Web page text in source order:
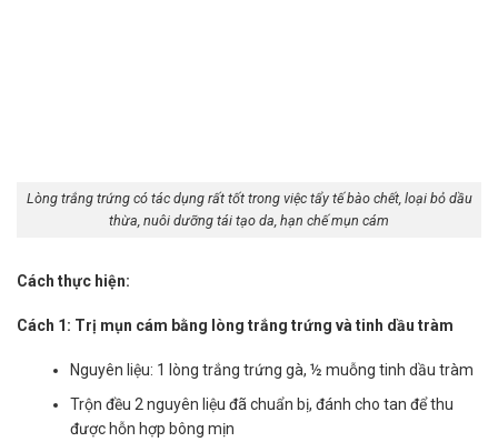
Lòng trắng trứng có tác dụng rất tốt trong việc tẩy tế bào chết, loại bỏ dầu
thừa, nuôi dưỡng tái tạo da, hạn chế mụn cám
Cách thực hiện:
Cách 1: Trị mụn cám bằng lòng trắng trứng và tinh dầu tràm
Nguyên liệu: 1 lòng trắng trứng gà, ½ muỗng tinh dầu tràm
Trộn đều 2 nguyên liệu đã chuẩn bị, đánh cho tan để thu
được hỗn hợp bông mịn